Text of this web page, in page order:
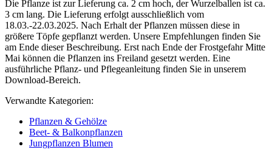
Die Pflanze ist zur Lieferung ca. 2 cm hoch, der Wurzelballen ist ca.
3 cm lang. Die Lieferung erfolgt ausschließlich vom
18.03.-22.03.2025. Nach Erhalt der Pflanzen müssen diese in
größere Töpfe gepflanzt werden. Unsere Empfehlungen finden Sie
am Ende dieser Beschreibung. Erst nach Ende der Frostgefahr Mitte
Mai können die Pflanzen ins Freiland gesetzt werden. Eine
ausführliche Pflanz- und Pflegeanleitung finden Sie in unserem
Download-Bereich.
Verwandte Kategorien:
Pflanzen & Gehölze
Beet- & Balkonpflanzen
Jungpflanzen Blumen